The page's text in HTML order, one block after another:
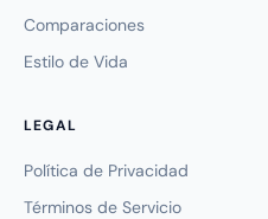
Comparaciones
Estilo de Vida
LEGAL
Política de Privacidad
Términos de Servicio